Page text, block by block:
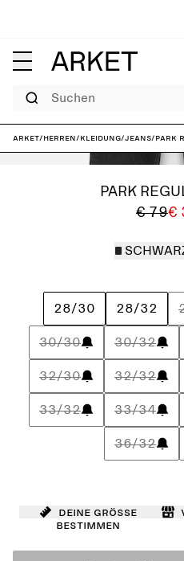
Suchen
ARKET/Herren/Kleidung/Jeans/PARK
PARK
€ 79€
28/30 28/32
30/30 30/32
32/30 32/32
33/32 33/34
36/32
Deine Größe
bestimmen